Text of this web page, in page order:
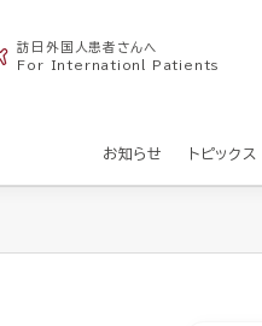
お知らせ トピックス
訪日外国人患者さんへ
For Internationl Patients